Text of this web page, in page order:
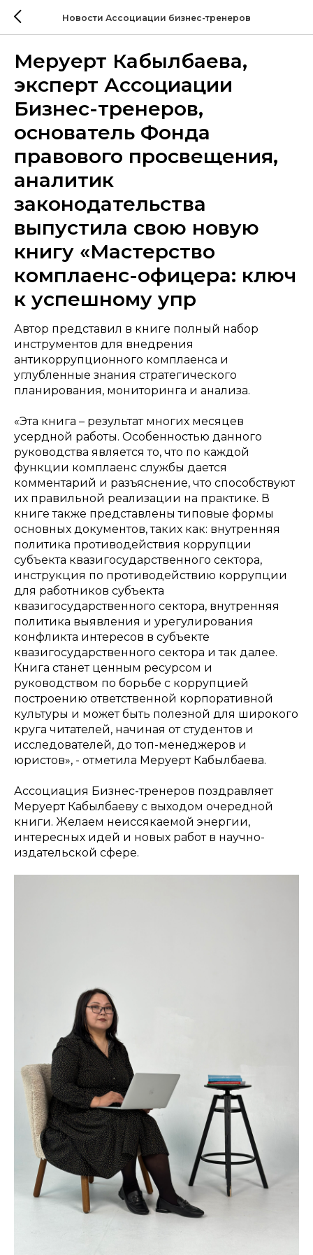
Новости Ассоциации бизнес-тренеров
Меруерт Кабылбаева,
эксперт Ассоциации
Бизнес-тренеров,
основатель Фонда
правового просвещения,
аналитик
законодательства
выпустила свою новую
книгу «Мастерство
комплаенс-офицера: ключ
к успешному упр
Автор представил в книге полный набор
инструментов для внедрения
антикоррупционного комплаенса и
углубленные знания стратегического
планирования, мониторинга и анализа.
«Эта книга – результат многих месяцев
усердной работы. Особенностью данного
руководства является то, что по каждой
функции комплаенс службы дается
комментарий и разъяснение, что способствуют
их правильной реализации на практике. В
книге также представлены типовые формы
основных документов, таких как: внутренняя
политика противодействия коррупции
субъекта квазигосударственного сектора,
инструкция по противодействию коррупции
для работников субъекта
квазигосударственного сектора, внутренняя
политика выявления и урегулирования
конфликта интересов в субъекте
квазигосударственного сектора и так далее.
Книга станет ценным ресурсом и
руководством по борьбе с коррупцией
построению ответственной корпоративной
культуры и может быть полезной для широкого
круга читателей, начиная от студентов и
исследователей, до топ-менеджеров и
юристов», - отметила Меруерт Кабылбаева.
Ассоциация Бизнес-тренеров поздравляет
Меруерт Кабылбаеву с выходом очередной
книги. Желаем неиссякаемой энергии,
интересных идей и новых работ в научно-
издательской сфере.